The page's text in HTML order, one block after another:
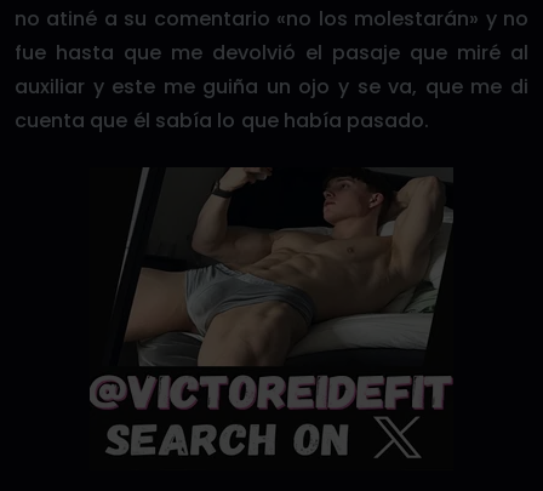
no atiné a su comentario «no los molestarán» y no
fue hasta que me devolvió el pasaje que miré al
auxiliar y este me guiña un ojo y se va, que me di
cuenta que él sabía lo que había pasado.